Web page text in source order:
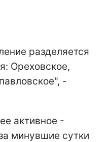
разделяется
Ореховское,
-
активное -
минувшие сутки